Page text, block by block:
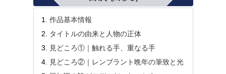
作品基本情報
タイトルの由来と人物の正体
見どころ①｜触れる手、重なる手
見どころ②｜レンブラント晩年の筆致と光